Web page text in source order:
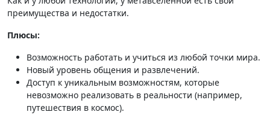
преимущества и недостатки.
Плюсы:
Возможность работать и учиться из любой точки мира.
Новый уровень общения и развлечений.
Доступ к уникальным возможностям, которые
невозможно реализовать в реальности (например,
путешествия в космос).